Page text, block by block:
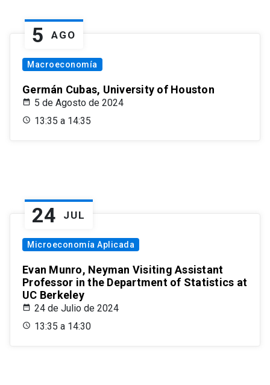
5 AGO
Macroeconomía
Germán Cubas, University of Houston
5 de Agosto de 2024
13:35 a 14:35
24 JUL
Microeconomía Aplicada
Evan Munro, Neyman Visiting Assistant
Professor in the Department of Statistics at
UC Berkeley
24 de Julio de 2024
13:35 a 14:30